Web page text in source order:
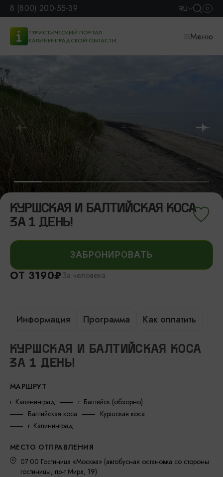
8 (800) 200-55-39 RU
ТУРИСТИЧЕСКИЙ ПОРТАЛ
КАЛИНИНГРАДСКОЙ ОБЛАСТИ
Меню
КУРШСКАЯ И БАЛТИЙСКАЯ КОСА
ЗА 1 ДЕНЬ!
ЗАБРОНИРОВАТЬ
ОТ 3190₽За человека
Информация Программа Как оплатить
КУРШСКАЯ И БАЛТИЙСКАЯ КОСА
ЗА 1 ДЕНЬ!
МАРШРУТ
г. Калининград
г. Балтийск (обзорно)
Балтийская коса
Куршская коса
г. Калининград
МЕСТО ОТПРАВЛЕНИЯ
07:00 Гостиница «Москва» (автобусная остановка со стороны
гостиницы, пр-т Мира, 19)